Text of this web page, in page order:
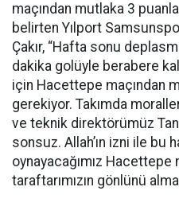
maçından mutlaka 3
belirten Yılport
Çakır, “Hafta sonu
dakika golüyle berabere
için Hacettepe maçından
gerekiyor. Takımda
ve teknik direktörümüz
sonsuz. Allah’ın izni ile bu
oynayacağımız Hacettepe
taraftarımızın gönlünü